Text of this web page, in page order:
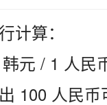
计算：
元 / 1 人民
100 人民